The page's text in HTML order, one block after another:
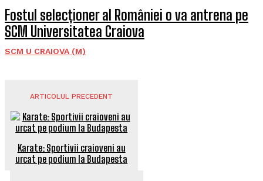
Fostul selecționer al României o va antrena pe
SCM Universitatea Craiova
SCM U CRAIOVA (M)
ARTICOLUL PRECEDENT
Karate: Sportivii craioveni au
urcat pe podium la Budapesta